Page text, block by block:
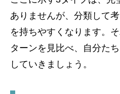
ありませんが、分類して
を持ちやすくなります。
ターンを見比べ、自分た
していきましょう。